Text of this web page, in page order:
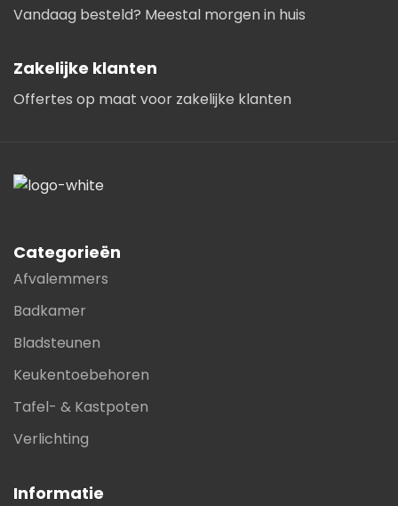
Vandaag besteld? Meestal morgen in huis
Zakelijke klanten
Offertes op maat voor zakelijke klanten
Categorieën
Afvalemmers
Badkamer
Bladsteunen
Keukentoebehoren
Tafel- & Kastpoten
Verlichting
Informatie